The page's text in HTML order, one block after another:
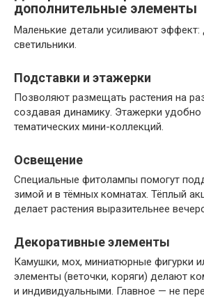
дополнительные элементы
Маленькие детали усиливают эффект:
светильники.
Подставки и этажерки
Позволяют размещать растения на
создавая динамику. Этажерки удобно
тематических мини-коллекций.
Освещение
Специальные фитолампы помогут
зимой и в тёмных комнатах. Тёплый
делает растения выразительнее
Декоративные элементы
Камушки, мох, миниатюрные фигурки
элементы (веточки, коряги) делают
и индивидуальными. Главное — не